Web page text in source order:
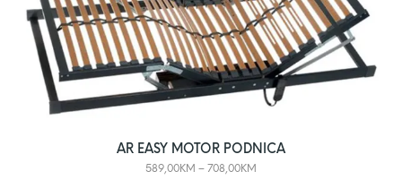
AR EASY MOTOR PODNICA
589,00KM – 708,00KM